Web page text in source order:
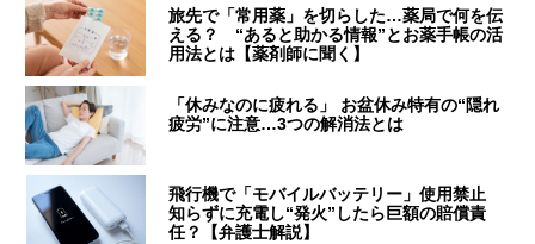
旅先で「常用薬」を切らした…薬局で何を伝
える？ “あると助かる情報”とお薬手帳の活
用法とは【薬剤師に聞く】
「休みなのに疲れる」 お盆休み特有の“隠れ
疲労”に注意…3つの解消法とは
飛行機で「モバイルバッテリー」使用禁止
知らずに充電し“発火”したら巨額の賠償責
任？【弁護士解説】